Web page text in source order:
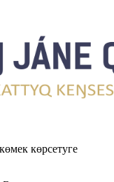
көрсетуге